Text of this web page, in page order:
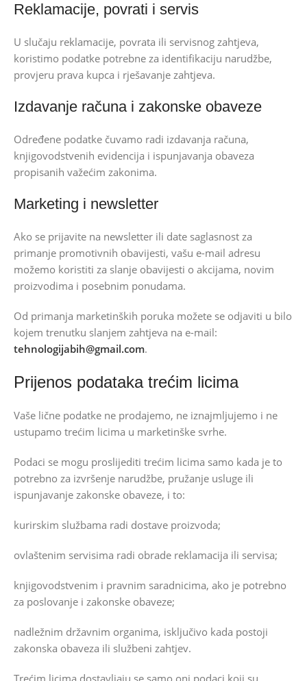
Reklamacije, povrati i servis
U slučaju reklamacije, povrata ili servisnog zahtjeva,
koristimo podatke potrebne za identifikaciju narudžbe,
provjeru prava kupca i rješavanje zahtjeva.
Izdavanje računa i zakonske obaveze
Određene podatke čuvamo radi izdavanja računa,
knjigovodstvenih evidencija i ispunjavanja obaveza
propisanih važećim zakonima.
Marketing i newsletter
Ako se prijavite na newsletter ili date saglasnost za
primanje promotivnih obavijesti, vašu e-mail adresu
možemo koristiti za slanje obavijesti o akcijama, novim
proizvodima i posebnim ponudama.
Od primanja marketinških poruka možete se odjaviti u bilo
kojem trenutku slanjem zahtjeva na e-mail:
tehnologijabih@gmail.com.
Prijenos podataka trećim licima
Vaše lične podatke ne prodajemo, ne iznajmljujemo i ne
ustupamo trećim licima u marketinške svrhe.
Podaci se mogu proslijediti trećim licima samo kada je to
potrebno za izvršenje narudžbe, pružanje usluge ili
ispunjavanje zakonske obaveze, i to:
kurirskim službama radi dostave proizvoda;
ovlaštenim servisima radi obrade reklamacija ili servisa;
knjigovodstvenim i pravnim saradnicima, ako je potrebno
za poslovanje i zakonske obaveze;
nadležnim državnim organima, isključivo kada postoji
zakonska obaveza ili službeni zahtjev.
Trećim licima dostavljaju se samo oni podaci koji su